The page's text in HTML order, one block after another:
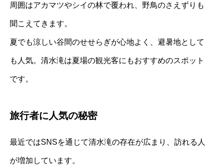
周囲はアカマツやシイの林で覆われ、野鳥のさえずりも
聞こえてきます。
夏でも涼しい谷間のせせらぎが心地よく、避暑地として
も人気。清水滝は夏場の観光客にもおすすめのスポット
です。
旅行者に人気の秘密
最近ではSNSを通じて清水滝の存在が広まり、訪れる人
が増加しています。